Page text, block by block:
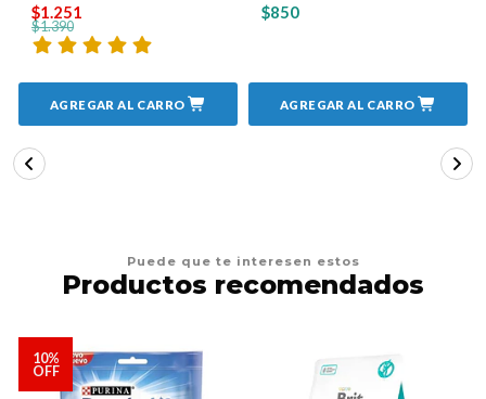
$1.251
$1.390
AGREGAR AL CARRO
$850
AGREGAR AL CARRO
Puede que te interesen estos
Productos recomendados
10%
OFF